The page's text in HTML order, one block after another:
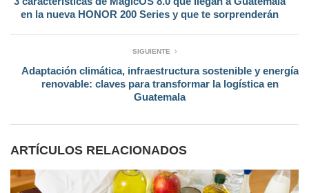
en la nueva HONOR 200 Series y que te sorprenderán
SIGUIENTE
Adaptación climática, infraestructura sostenible y energía
renovable: claves para transformar la logística en
Guatemala
ARTÍCULOS RELACIONADOS